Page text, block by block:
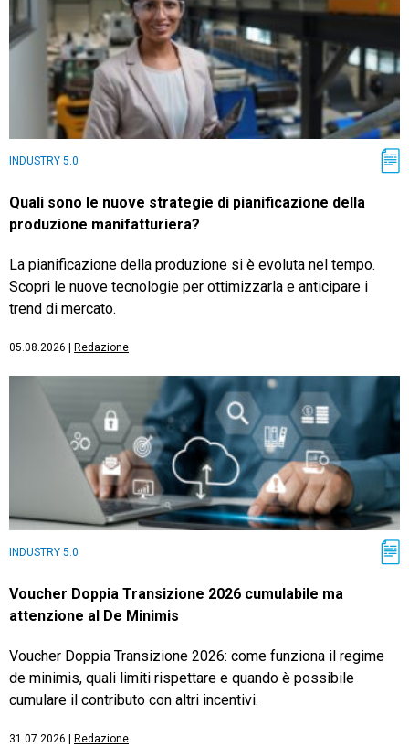
INDUSTRY 5.0
Quali sono le nuove strategie di pianificazione della
produzione manifatturiera?
La pianificazione della produzione si è evoluta nel tempo.
Scopri le nuove tecnologie per ottimizzarla e anticipare i
trend di mercato.
05.08.2026 Redazione
INDUSTRY 5.0
Voucher Doppia Transizione 2026 cumulabile ma
attenzione al De Minimis
Voucher Doppia Transizione 2026: come funziona il regime
de minimis, quali limiti rispettare e quando è possibile
cumulare il contributo con altri incentivi.
31.07.2026 Redazione